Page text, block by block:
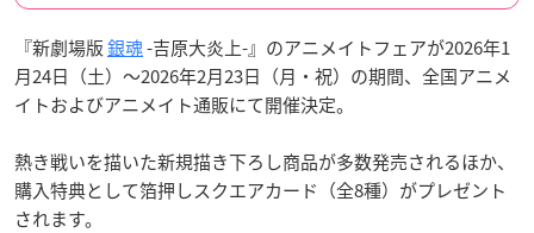
『新劇場版銀魂-吉原大炎上-』のアニメイトフェアが2026年1
月24日（土）～2026年2月23日（月・祝）の期間、全国アニメ
イトおよびアニメイト通販にて開催決定。
熱き戦いを描いた新規描き下ろし商品が多数発売されるほか、
購入特典として箔押しスクエアカード（全8種）がプレゼント
されます。